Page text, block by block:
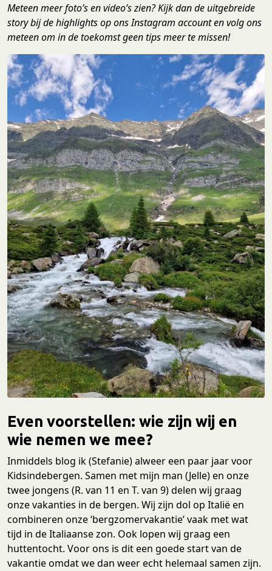
Meteen meer foto’s en video’s zien? Kijk dan de uitgebreide
story bij de highlights op ons Instagram account en volg ons
meteen om in de toekomst geen tips meer te missen!
Even voorstellen: wie zijn wij en
wie nemen we mee?
Inmiddels blog ik (Stefanie) alweer een paar jaar voor
Kidsindebergen. Samen met mijn man (Jelle) en onze
twee jongens (R. van 11 en T. van 9) delen wij graag
onze vakanties in de bergen. Wij zijn dol op Italië en
combineren onze ‘bergzomervakantie’ vaak met wat
tijd in de Italiaanse zon. Ook lopen wij graag een
huttentocht. Voor ons is dit een goede start van de
vakantie omdat we dan weer echt helemaal samen zijn.